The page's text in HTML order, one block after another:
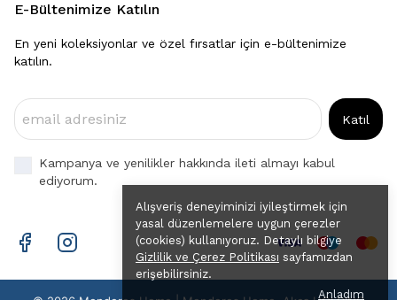
Alışveriş deneyiminizi iyileştirmek için
yasal düzenlemelere uygun çerezler
(cookies) kullanıyoruz. Detaylı bilgiye
Gizlilik ve Çerez Politikası sayfamızdan
erişebilirsiniz.
Anladım
E-Bültenimize Katılın
En yeni koleksiyonlar ve özel fırsatlar için e-bültenimize
katılın.
Katıl
Kampanya ve yenilikler hakkında ileti almayı kabul
ediyorum.